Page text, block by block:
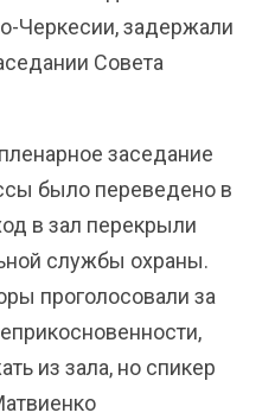
Черкесии, задержали
Совета
заседание
было переведено в
в зал перекрыли
службы охраны.
проголосовали за
из зала, но спикер